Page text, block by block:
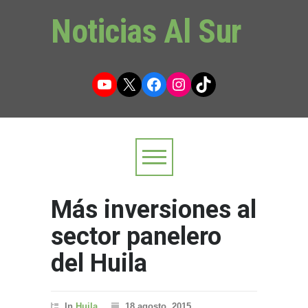
Noticias Al Sur
YouTube
X Facebook
Instagram
TikTok
Más inversiones al
sector panelero
del Huila